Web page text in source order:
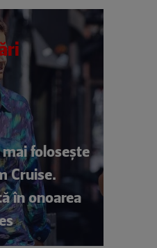
folosește
Cruise.
în onoarea